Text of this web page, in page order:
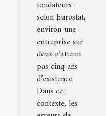
fondateurs :
selon Eurostat,
environ une
entreprise sur
deux n’atteint
pas cinq ans
d’existence.
Dans ce
contexte, les